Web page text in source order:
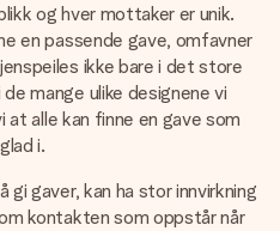
og hver mottaker er unik.
en passende gave, omfavner
ikke bare i det store
mange ulike designene vi
at alle kan finne en gave som
i.
gi gaver, kan ha stor innvirkning
kontakten som oppstår når